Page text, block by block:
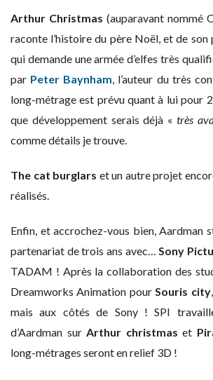
Arthur Christmas (auparavant nommé
raconte l’histoire du père Noël, et de
qui demande une armée d’elfes très
par Peter Baynham, l’auteur du très
long-métrage est prévu quant à lui pour
que développement serais déjà « très
comme détails je trouve.
The cat burglars et un autre projet
réalisés.
Enfin, et accrochez-vous bien, Aardman
partenariat de trois ans avec…Sony
TADAM ! Après la collaboration des
Dreamworks Animation pourSouris city
mais aux côtés de Sony ! SPI
d’Aardman surArthur christmas et
long-métrages seront en relief 3D !